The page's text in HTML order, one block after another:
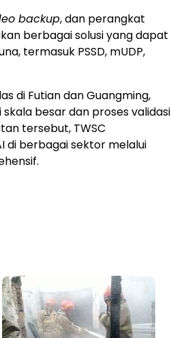
backup, dan perangkat
berbagai solusi yang dapat
termasuk PSSD, mUDP,
di Futian dan Guangming,
besar dan proses validasi
tersebut, TWSC
berbagai sektor melalui